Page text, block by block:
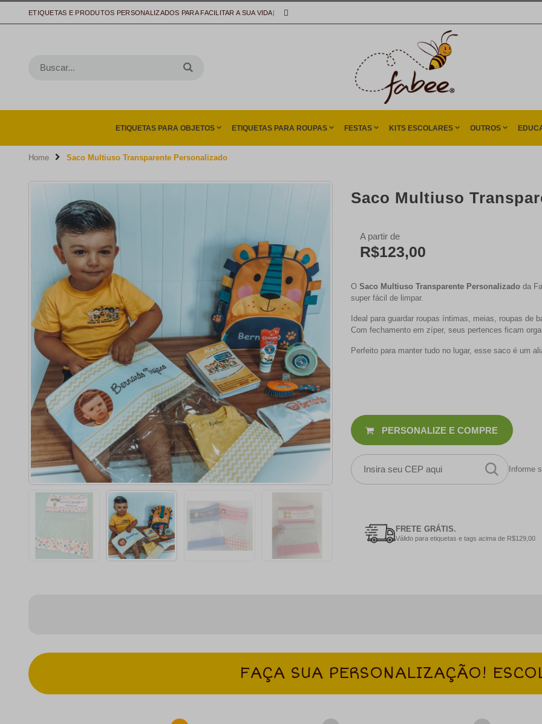
ETIQUETAS E PRODUTOS PERSONALIZADOS PARA FACILITAR A SUA VIDA|
ETIQUETAS PARA OBJETOS ETIQUETAS PARA ROUPAS FESTAS KITS ESCOLARES OUTROS
Home Saco Multiuso Transparente Personalizado
Saco Multiuso
A partir de
R$123,00
OSaco Multiuso Transparente Personalizado da
super fácil de limpar.
Ideal para guardar roupas íntimas, meias, roupas de
Com fechamento em zíper, seus pertences ficam
Perfeito para manter tudo no lugar, esse saco é um
PERSONALIZE E COMPRE
Informe
FRETE GRÁTIS.
Válido para etiquetas e tags acima de R$129,00
FAÇA SUA PERSONALIZAÇÃO!